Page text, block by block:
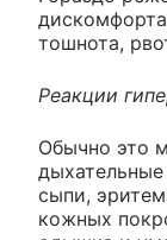
тошнота,
Реакции
Обычно это
сыпи,
кожных